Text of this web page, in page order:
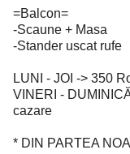
=Balcon=
-Scaune + Masa
-Stander uscat rufe
LUNI - JOI -> 350
VINERI -
cazare
* DIN PARTEA